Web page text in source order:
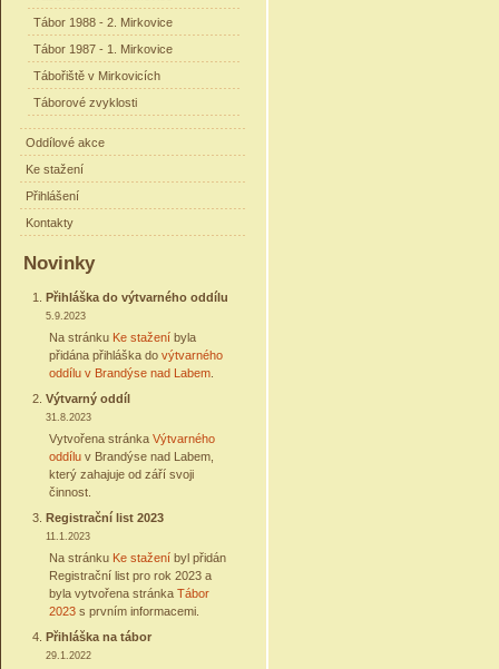
Tábor 1988 - 2. Mirkovice
Tábor 1987 - 1. Mirkovice
Tábořiště v Mirkovicích
Táborové zvyklosti
Oddílové akce
Ke stažení
Přihlášení
Kontakty
Novinky
Přihláška do výtvarného oddílu
5.9.2023
Na stránku Ke stažení byla
přidána přihláška do výtvarného
oddílu v Brandýse nad Labem
Výtvarný oddíl
31.8.2023
Vytvořena stránka Výtvarného
oddílu v Brandýse nad Labem,
který zahajuje od září svoji
činnost.
Registrační list 2023
11.1.2023
Na stránku Ke stažení byl přidán
Registrační list pro rok 2023 a
byla vytvořena stránka Tábor
2023 s prvním informacemi.
Přihláška na tábor
29.1.2022